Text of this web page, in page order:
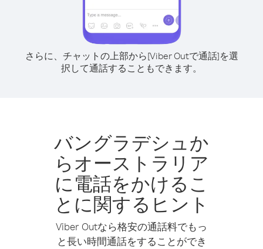
さらに、チャットの上部から[Viber Outで通話]を選
択して通話することもできます。
バングラデシュか
らオーストラリア
に電話をかけるこ
とに関するヒント
Viber Outなら格安の通話料でもっ
と長い時間通話をすることができ